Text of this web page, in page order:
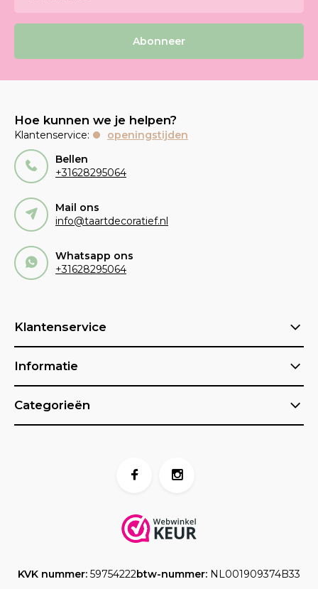
Abonneer
Hoe kunnen we je helpen?
Klantenservice:
openingstijden
Bellen
+31628295064
Mail ons
info@taartdecoratief.nl
Whatsapp ons
+31628295064
Klantenservice
Informatie
Categorieën
KVK nummer: 59754222btw-nummer: NL001909374B33